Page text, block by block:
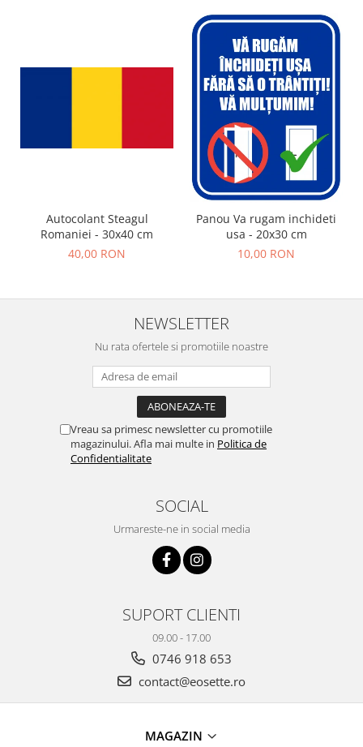
Autocolant Steagul
Romaniei - 30x40 cm
40,00 RON
Panou Va rugam inchideti
usa - 20x30 cm
10,00 RON
NEWSLETTER
Nu rata ofertele si promotiile noastre
Vreau sa primesc newsletter cu promotiile
magazinului. Afla mai multe in Politica de
Confidentialitate
SOCIAL
Urmareste-ne in social media
SUPORT CLIENTI
09.00 - 17.00
0746 918 653
contact@eosette.ro
MAGAZIN